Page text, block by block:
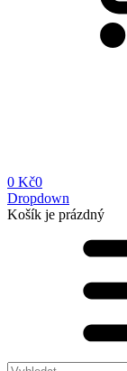
0 Kč0
Dropdown
Košík je prázdný